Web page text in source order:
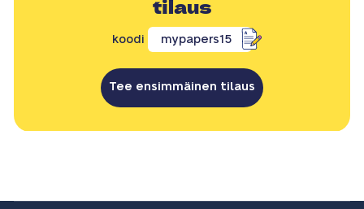
tilaus
koodi mypapers15
Tee ensimmäinen tilaus